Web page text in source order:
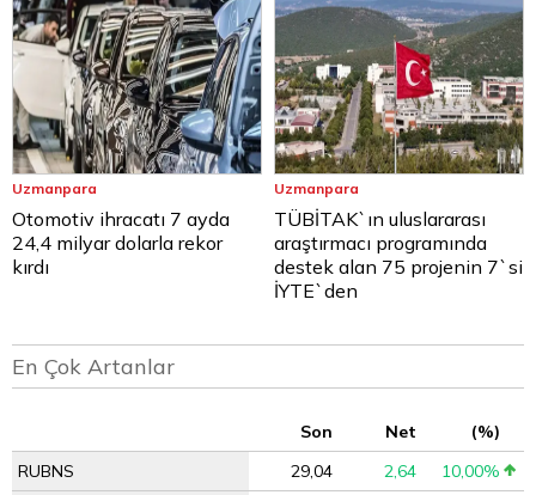
Uzmanpara
Otomotiv ihracatı 7 ayda
24,4 milyar dolarla rekor
kırdı
Uzmanpara
TÜBİTAK`ın uluslararası
araştırmacı programında
destek alan 75 projenin 7`si
İYTE`den
En Çok Artanlar
Son Net
(%)
RUBNS
29,04 2,64
10,00%